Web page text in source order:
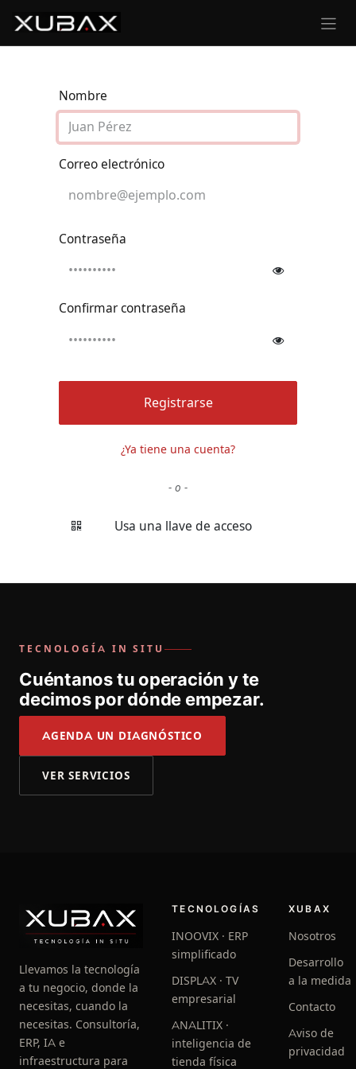
Nombre
Correo electrónico
Contraseña
Confirmar contraseña
Registrarse
¿Ya tiene una cuenta?
- o -
Usa una llave de acceso
TECNOLOGÍA IN SITU
Cuéntanos tu operación y te
decimos por dónde empezar.
AGENDA UN DIAGNÓSTICO
VER SERVICIOS
Llevamos la tecnología
a tu negocio, donde la
necesitas, cuando la
necesitas. Consultoría,
ERP, IA e
infraestructura para
TECNOLOGÍAS
INOOVIX · ERP
simplificado
DISPLAX · TV
empresarial
ANALITIX ·
inteligencia de
tienda física
XUBAX
Nosotros
Desarrollo
a la medida
Contacto
Aviso de
privacidad